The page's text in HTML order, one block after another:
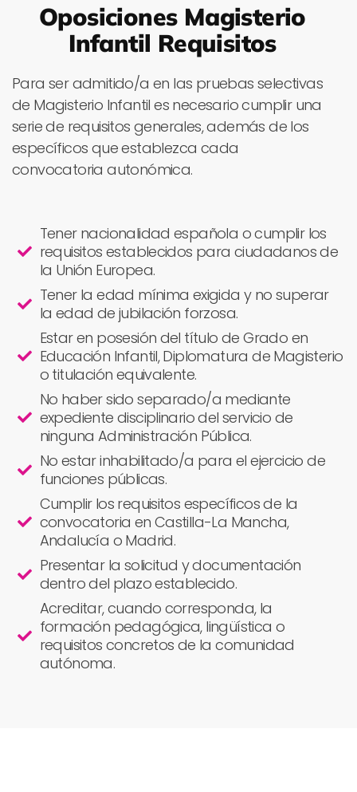
Oposiciones Magisterio
Infantil Requisitos
Para ser admitido/a en las pruebas selectivas
de Magisterio Infantil es necesario cumplir una
serie de requisitos generales, además de los
específicos que establezca cada
convocatoria autonómica.
Tener nacionalidad española o cumplir los
requisitos establecidos para ciudadanos de
la Unión Europea.
Tener la edad mínima exigida y no superar
la edad de jubilación forzosa.
Estar en posesión del título de Grado en
Educación Infantil, Diplomatura de Magisterio
o titulación equivalente.
No haber sido separado/a mediante
expediente disciplinario del servicio de
ninguna Administración Pública.
No estar inhabilitado/a para el ejercicio de
funciones públicas.
Cumplir los requisitos específicos de la
convocatoria en Castilla-La Mancha,
Andalucía o Madrid.
Presentar la solicitud y documentación
dentro del plazo establecido.
Acreditar, cuando corresponda, la
formación pedagógica, lingüística o
requisitos concretos de la comunidad
autónoma.